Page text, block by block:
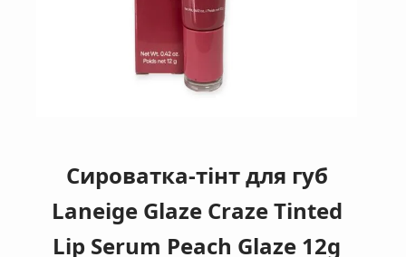
Сироватка-тінт для губ
Laneige Glaze Craze Tinted
Lip Serum Peach Glaze 12g